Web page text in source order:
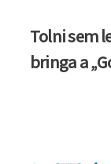
Tolni sem
bringa a